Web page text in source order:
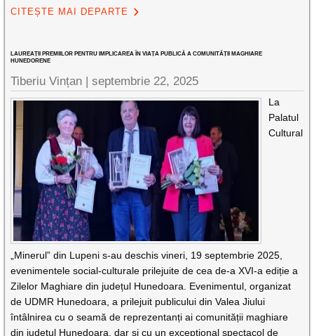
CITEȘTE MAI DEPARTE
LAUREAȚII PREMIILOR PENTRU IMPLICAREA ÎN VIAȚA PUBLICĂ A COMUNITĂȚII MAGHIARE
HUNEDORENE
Tiberiu Vințan |septembrie 22, 2025
La
Palatul
Cultural
„Minerul” din Lupeni s-au deschis vineri, 19 septembrie 2025,
evenimentele social-culturale prilejuite de cea de-a XVI-a ediție a
Zilelor Maghiare din județul Hunedoara. Evenimentul, organizat
de UDMR Hunedoara, a prilejuit publicului din Valea Jiului
întâlnirea cu o seamă de reprezentanți ai comunității maghiare
din județul Hunedoara, dar și cu un excepțional spectacol de